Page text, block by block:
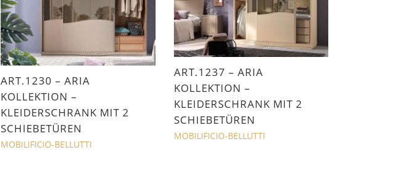
ART.1230 – ARIA
KOLLEKTION –
KLEIDERSCHRANK MIT 2
SCHIEBETÜREN
MOBILIFICIO-BELLUTTI
ART.1237 – ARIA
KOLLEKTION –
KLEIDERSCHRANK MIT 2
SCHIEBETÜREN
MOBILIFICIO-BELLUTTI